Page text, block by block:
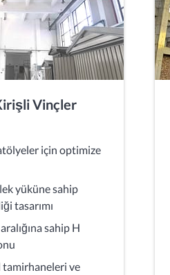
Vinçler
için optimize
yüküne sahip
tasarımı
sahip H
ve